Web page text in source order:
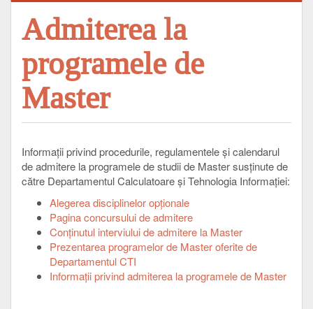
Admiterea la
programele de
Master
Informaţii privind procedurile, regulamentele şi calendarul
de admitere la programele de studii de Master susţinute de
către Departamentul Calculatoare şi Tehnologia Informaţiei:
Alegerea disciplinelor opţionale
Pagina concursului de admitere
Conținutul interviului de admitere la Master
Prezentarea programelor de Master oferite de
Departamentul CTI
Informaţii privind admiterea la programele de Master